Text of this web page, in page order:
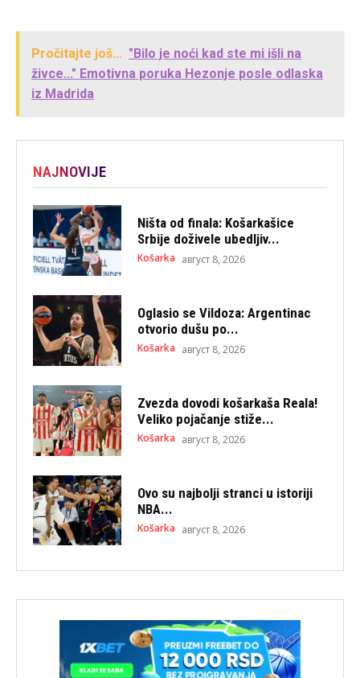
Pročitajte još... "Bilo je noći kad ste mi išli na
živce..." Emotivna poruka Hezonje posle odlaska
iz Madrida
NAJNOVIJE
Ništa od finala: Košarkašice
Srbije doživele ubedljiv...
Košarka август 8, 2026
Oglasio se Vildoza: Argentinac
otvorio dušu po...
Košarka август 8, 2026
Zvezda dovodi košarkaša Reala!
Veliko pojačanje stiže...
Košarka август 8, 2026
Ovo su najbolji stranci u istoriji
NBA...
Košarka август 8, 2026